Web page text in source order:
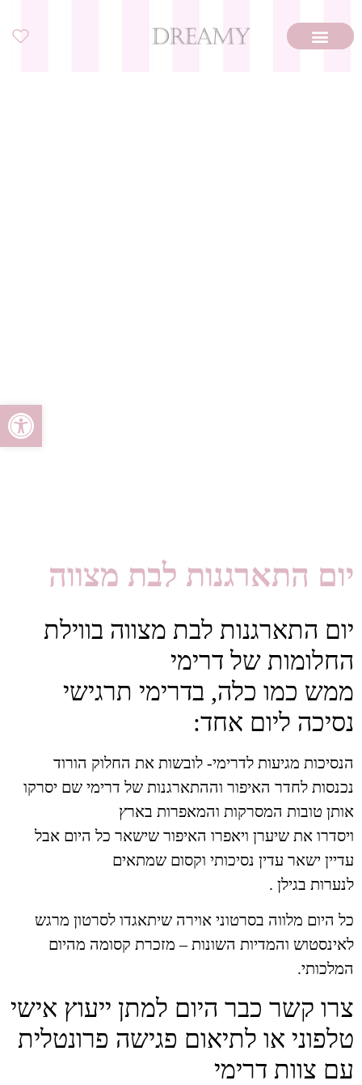
פתח
יום התארגנות לבת מצווה
יום התארגנות לבת מצווה בווילת
החלומות של דרימי
ממש כמו כלה, בדרימי תרגישי
נסיכה ליום אחד:
הנסיכות מגיעות לדרימי- לובשות את החלוק הורוד
נכנסות לחדר האיפור וההתארגנות של דרימי שם יסרקו
אותן טובות המסרקות והמאפרות בארץ
ויסדרו את שיערן ויאפרו האיפור שישאר כל היום אבל
עדיין ישאר עדין נסיכותי וקסום שמתאים
לנערות בגילן .
כל היום מלווה בסרטוני אוירה שיתאגדו לסרטון מרגש
לאינסטוש והמדיות השונות – מזכרת קסומה מהיום
המלכותי.
צרו קשר כבר היום למתן ייעוץ אישי
טלפוני או לתיאום פגישה פרונטלית
עם צוות דרימי